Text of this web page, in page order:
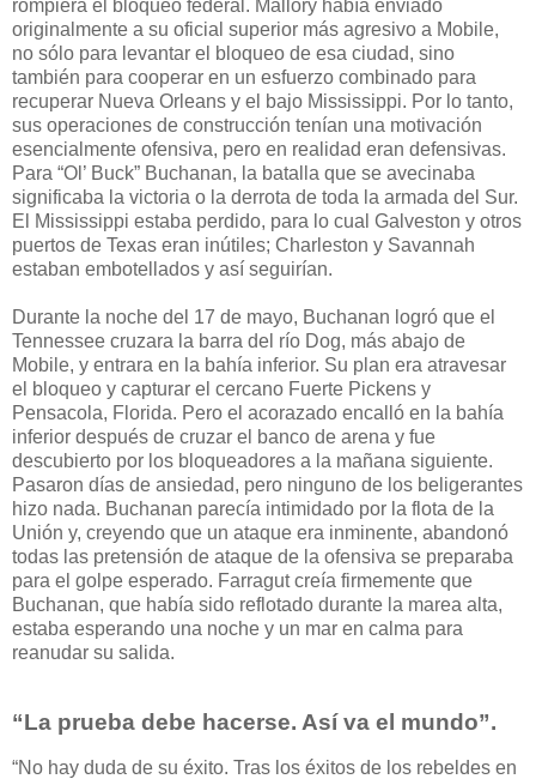
rompiera el bloqueo federal. Mallory había enviado
originalmente a su oficial superior más agresivo a Mobile,
no sólo para levantar el bloqueo de esa ciudad, sino
también para cooperar en un esfuerzo combinado para
recuperar Nueva Orleans y el bajo Mississippi. Por lo tanto,
sus operaciones de construcción tenían una motivación
esencialmente ofensiva, pero en realidad eran defensivas.
Para “Ol’ Buck” Buchanan, la batalla que se avecinaba
significaba la victoria o la derrota de toda la armada del Sur.
El Mississippi estaba perdido, para lo cual Galveston y otros
puertos de Texas eran inútiles; Charleston y Savannah
estaban embotellados y así seguirían.
Durante la noche del 17 de mayo, Buchanan logró que el
Tennessee cruzara la barra del río Dog, más abajo de
Mobile, y entrara en la bahía inferior. Su plan era atravesar
el bloqueo y capturar el cercano Fuerte Pickens y
Pensacola, Florida. Pero el acorazado encalló en la bahía
inferior después de cruzar el banco de arena y fue
descubierto por los bloqueadores a la mañana siguiente.
Pasaron días de ansiedad, pero ninguno de los beligerantes
hizo nada. Buchanan parecía intimidado por la flota de la
Unión y, creyendo que un ataque era inminente, abandonó
todas las pretensión de ataque de la ofensiva se preparaba
para el golpe esperado. Farragut creía firmemente que
Buchanan, que había sido reflotado durante la marea alta,
estaba esperando una noche y un mar en calma para
reanudar su salida.
“La prueba debe hacerse. Así va el mundo”.
“No hay duda de su éxito. Tras los éxitos de los rebeldes en